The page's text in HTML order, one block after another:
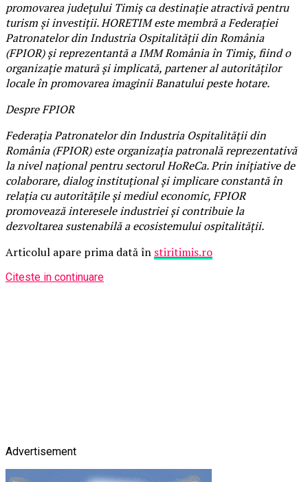
promovarea județului Timiș ca destinație atractivă pentru
turism și investiții. HORETIM este membră a Federației
Patronatelor din Industria Ospitalității din România
(FPIOR) și reprezentantă a IMM România în Timiș, fiind o
organizație matură și implicată, partener al autorităților
locale în promovarea imaginii Banatului peste hotare.
Despre FPIOR
Federația Patronatelor din Industria Ospitalității din
România (FPIOR) este organizația patronală reprezentativă
la nivel național pentru sectorul HoReCa. Prin inițiative de
colaborare, dialog instituțional și implicare constantă în
relația cu autoritățile și mediul economic, FPIOR
promovează interesele industriei și contribuie la
dezvoltarea sustenabilă a ecosistemului ospitalității.
Articolul apare prima dată în stiritimis.ro
Citeste in continuare
Advertisement